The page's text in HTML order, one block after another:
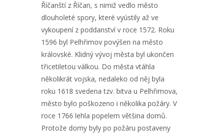
Říčanští z Říčan, s nimiž vedlo město
dlouholeté spory, které vyústily až ve
vykoupení z poddanství v roce 1572. Roku
1596 byl Pelhřimov povýšen na město
královské. Klidný vývoj města byl ukončen
třicetiletou válkou. Do města vtáhla
několikrát vojska, nedaleko od něj byla
roku 1618 svedena tzv. bitva u Pelhřimova,
město bylo poškozeno i několika požáry. V
roce 1766 lehla popelem většina domů.
Protože domy byly po požáru postaveny